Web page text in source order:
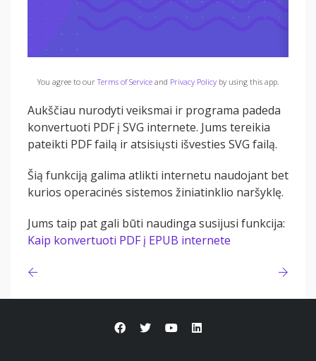
You agree to ourTerms of Serviceand Privacy Policyby using this app.
Aukščiau nurodyti veiksmai ir programa padeda
konvertuoti PDF į SVG internete. Jums tereikia
pateikti PDF failą ir atsisiųsti išvesties SVG failą.
Šią funkciją galima atlikti internetu naudojant bet
kurios operacinės sistemos žiniatinklio naršyklę.
Jums taip pat gali būti naudinga susijusi funkcija:
Kaip konvertuoti PDF į EPUB internete